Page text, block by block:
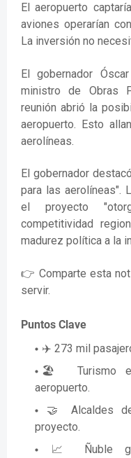
El aeropuerto
aviones operarían
La inversión no
El gobernador
ministro de Obras
reunión abrió la
aeropuerto. Esto
aerolíneas.
El gobernador
para las aerolíneas".
el proyecto
competitividad
madurez política a la
👉 Comparte esta
servir.
Puntos Clave
✈️ 273 mil
🏖️ Turismo e
aeropuerto.
🤝 Alcaldes
proyecto.
📈 Ñuble